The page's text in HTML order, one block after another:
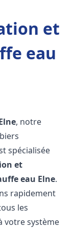
et
eau
, notre
spécialisée
et
eau Elne.
rapidement
les
votre système